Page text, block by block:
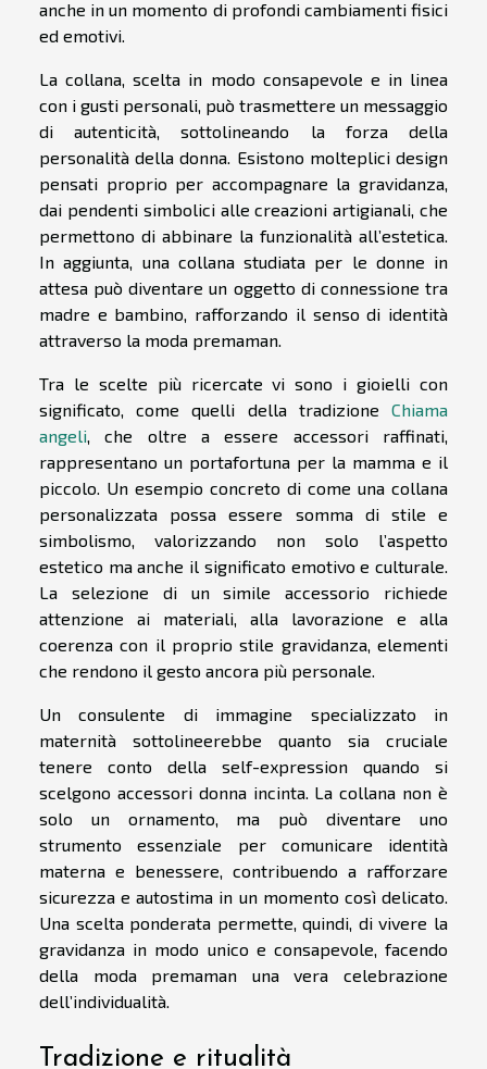
anche in un momento di profondi cambiamenti fisici
ed emotivi.
La collana, scelta in modo consapevole e in linea
con i gusti personali, può trasmettere un messaggio
di autenticità, sottolineando la forza della
personalità della donna. Esistono molteplici design
pensati proprio per accompagnare la gravidanza,
dai pendenti simbolici alle creazioni artigianali, che
permettono di abbinare la funzionalità all’estetica.
In aggiunta, una collana studiata per le donne in
attesa può diventare un oggetto di connessione tra
madre e bambino, rafforzando il senso di identità
attraverso la moda premaman.
Tra le scelte più ricercate vi sono i gioielli con
significato, come quelli della tradizione Chiama
angeli, che oltre a essere accessori raffinati,
rappresentano un portafortuna per la mamma e il
piccolo. Un esempio concreto di come una collana
personalizzata possa essere somma di stile e
simbolismo, valorizzando non solo l’aspetto
estetico ma anche il significato emotivo e culturale.
La selezione di un simile accessorio richiede
attenzione ai materiali, alla lavorazione e alla
coerenza con il proprio stile gravidanza, elementi
che rendono il gesto ancora più personale.
Un consulente di immagine specializzato in
maternità sottolineerebbe quanto sia cruciale
tenere conto della self-expression quando si
scelgono accessori donna incinta. La collana non è
solo un ornamento, ma può diventare uno
strumento essenziale per comunicare identità
materna e benessere, contribuendo a rafforzare
sicurezza e autostima in un momento così delicato.
Una scelta ponderata permette, quindi, di vivere la
gravidanza in modo unico e consapevole, facendo
della moda premaman una vera celebrazione
dell’individualità.
Tradizione e ritualità